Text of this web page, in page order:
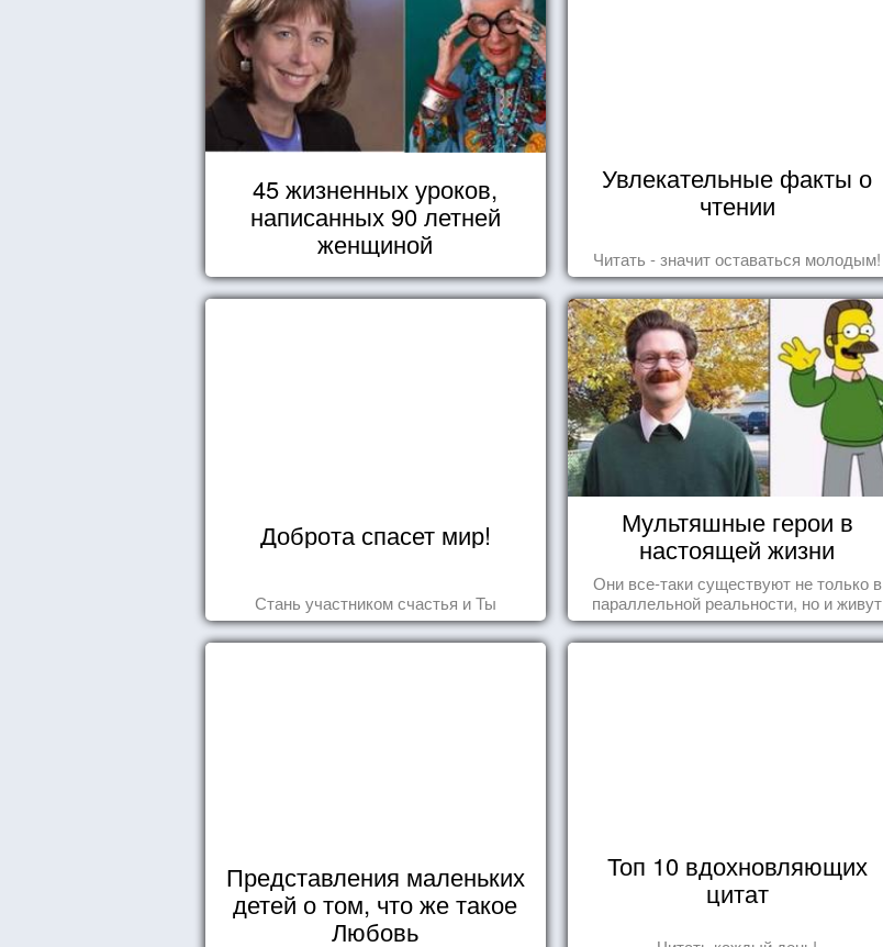
45 жизненных уроков,
написанных 90 летней
женщиной
Увлекательные факты о
чтении
Читать - значит оставаться молодым!
Доброта спасет мир!
Стань участником счастья и Ты
Мультяшные герои в
настоящей жизни
Они все-таки существуют не только в
параллельной реальности, но и живут
среди нас с вами.
Представления маленьких
детей о том, что же такое
Любовь
Топ 10 вдохновляющих
цитат